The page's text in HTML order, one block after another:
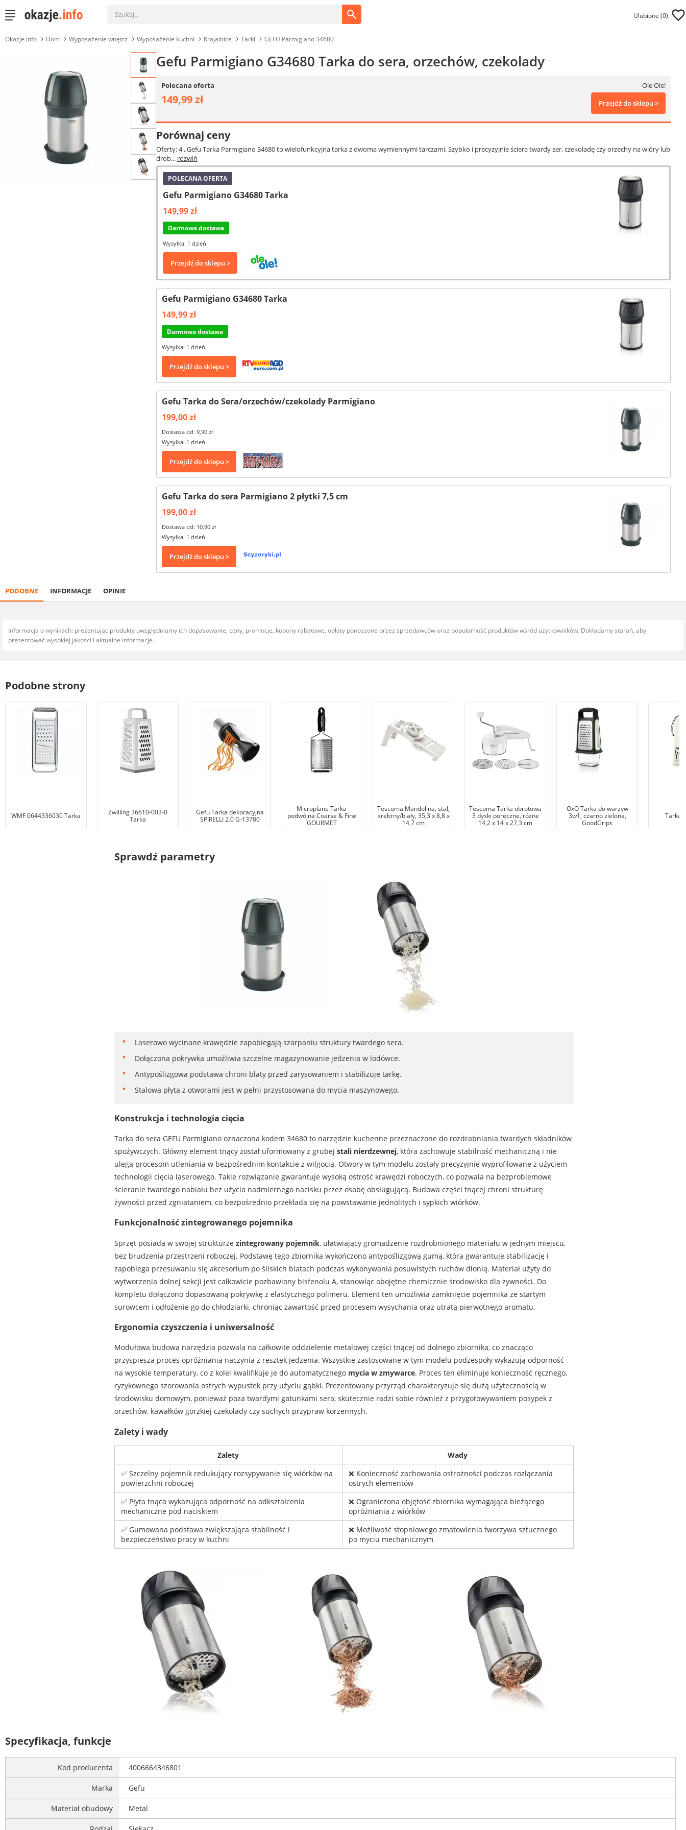
Ulubione (0)
Okazje.info Dom Wyposażenie wnętrz Wyposażenie kuchni Krajalnice Tarki GEFU Parmigiano 34680
Gefu Parmigiano G34680 Tarka do sera, orzechów, czekolady
Polecana oferta Ole Ole!
149,99 zł Przejdź do sklepu >
Porównaj ceny
Oferty: 4, Gefu Tarka Parmigiano 34680 to wielofunkcyjna tarka z dwoma wymiennymi tarczami. Szybko i precyzyjnie ściera twardy ser, czekoladę czy orzechy na wióry lub
drob... rozwiń
POLECANA OFERTA
Gefu Parmigiano G34680 Tarka
149,99 zł
Darmowa dostawa
Wysyłka: 1 dzień
Przejdź do sklepu >
Gefu Parmigiano G34680 Tarka
149,99 zł
Darmowa dostawa
Wysyłka: 1 dzień
Przejdź do sklepu >
Gefu Tarka do Sera/orzechów/czekolady Parmigiano
199,00 zł
Dostawa od: 9,90 zł
Wysyłka: 1 dzień
Przejdź do sklepu >
Gefu Tarka do sera Parmigiano 2 płytki 7,5 cm
199,00 zł
Dostawa od: 10,90 zł
Wysyłka: 1 dzień
Przejdź do sklepu >
PODOBNE INFORMACJE OPINIE
Informacja o wynikach: prezentując produkty uwzględniamy ich dopasowanie, ceny, promocje, kupony rabatowe, opłaty ponoszone przez sprzedawców oraz popularność produktów wśród użytkowników. Dokładamy starań, aby
prezentować wysokiej jakości i aktualne informacje.
Podobne strony
WMF 0644336030 Tarka
Zwilling 36610-003-0
Tarka
Gefu Tarka dekoracyjna
SPIRELLI 2.0 G-13780
Microplane Tarka
podwójna Coarse & Fine
GOURMET
Tescoma Mandolina, stal,
srebrny/biały, 35,3 x 8,8 x
14,7 cm
Tescoma Tarka obrotowa
3 dyski poręczne, różne
14,2 x 14 x 27,3 cm
OxO Tarka do warzyw
3w1, czarno zielona,
GoodGrips
Tarka
Sprawdź parametry
Laserowo wycinane krawędzie zapobiegają szarpaniu struktury twardego sera.
Dołączona pokrywka umożliwia szczelne magazynowanie jedzenia w lodówce.
Antypoślizgowa podstawa chroni blaty przed zarysowaniem i stabilizuje tarkę.
Stalowa płyta z otworami jest w pełni przystosowana do mycia maszynowego.
Konstrukcja i technologia cięcia
Tarka do sera GEFU Parmigiano oznaczona kodem 34680 to narzędzie kuchenne przeznaczone do rozdrabniania twardych składników
spożywczych. Główny element tnący został uformowany z grubej stali nierdzewnej, która zachowuje stabilność mechaniczną i nie
ulega procesom utleniania w bezpośrednim kontakcie z wilgocią. Otwory w tym modelu zostały precyzyjnie wyprofilowane z użyciem
technologii cięcia laserowego. Takie rozwiązanie gwarantuje wysoką ostrość krawędzi roboczych, co pozwala na bezproblemowe
ścieranie twardego nabiału bez użycia nadmiernego nacisku przez osobę obsługującą. Budowa części tnącej chroni strukturę
żywności przed zgniataniem, co bezpośrednio przekłada się na powstawanie jednolitych i sypkich wiórków.
Funkcjonalność zintegrowanego pojemnika
Sprzęt posiada w swojej strukturze zintegrowany pojemnik, ułatwiający gromadzenie rozdrobnionego materiału w jednym miejscu,
bez brudzenia przestrzeni roboczej. Podstawę tego zbiornika wykończono antypoślizgową gumą, która gwarantuje stabilizację i
zapobiega przesuwaniu się akcesorium po śliskich blatach podczas wykonywania posuwistych ruchów dłonią. Materiał użyty do
wytworzenia dolnej sekcji jest całkowicie pozbawiony bisfenolu A, stanowiąc obojętne chemicznie środowisko dla żywności. Do
kompletu dołączono dopasowaną pokrywkę z elastycznego polimeru. Element ten umożliwia zamknięcie pojemnika ze startym
surowcem i odłożenie go do chłodziarki, chroniąc zawartość przed procesem wysychania oraz utratą pierwotnego aromatu.
Ergonomia czyszczenia i uniwersalność
Modułowa budowa narzędzia pozwala na całkowite oddzielenie metalowej części tnącej od dolnego zbiornika, co znacząco
przyspiesza proces opróżniania naczynia z resztek jedzenia. Wszystkie zastosowane w tym modelu podzespoły wykazują odporność
na wysokie temperatury, co z kolei kwalifikuje je do automatycznego mycia w zmywarce. Proces ten eliminuje konieczność ręcznego,
ryzykownego szorowania ostrych wypustek przy użyciu gąbki. Prezentowany przyrząd charakteryzuje się dużą użytecznością w
środowisku domowym, ponieważ poza twardymi gatunkami sera, skutecznie radzi sobie również z przygotowywaniem posypek z
orzechów, kawałków gorzkiej czekolady czy suchych przypraw korzennych.
Zalety i wady
Zalety
Wady
✅ Szczelny pojemnik redukujący rozsypywanie się wiórków na
powierzchni roboczej
❌ Konieczność zachowania ostrożności podczas rozłączania
ostrych elementów
✅ Płyta tnąca wykazująca odporność na odkształcenia
mechaniczne pod naciskiem
❌ Ograniczona objętość zbiornika wymagająca bieżącego
opróżniania z wiórków
✅ Gumowana podstawa zwiększająca stabilność i
bezpieczeństwo pracy w kuchni
❌ Możliwość stopniowego zmatowienia tworzywa sztucznego
po myciu mechanicznym
Specyfikacja, funkcje
Kod producenta 4006664346801
Marka Gefu
Materiał obudowy Metal